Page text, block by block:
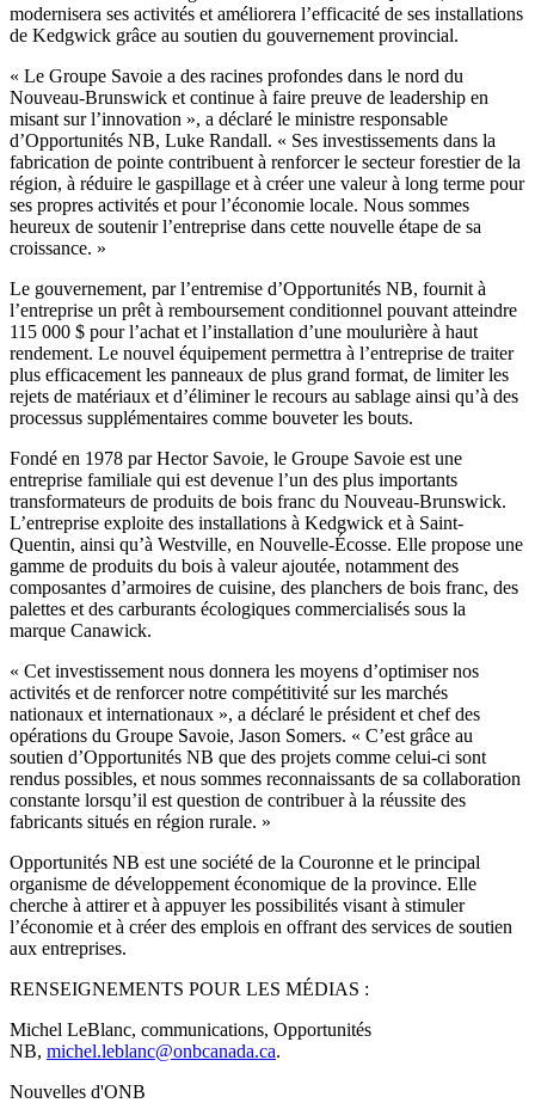
modernisera ses activités et améliorera l’efficacité de ses installations
de Kedgwick grâce au soutien du gouvernement provincial.
« Le Groupe Savoie a des racines profondes dans le nord du
Nouveau-Brunswick et continue à faire preuve de leadership en
misant sur l’innovation », a déclaré le ministre responsable
d’Opportunités NB, Luke Randall. « Ses investissements dans la
fabrication de pointe contribuent à renforcer le secteur forestier de la
région, à réduire le gaspillage et à créer une valeur à long terme pour
ses propres activités et pour l’économie locale. Nous sommes
heureux de soutenir l’entreprise dans cette nouvelle étape de sa
croissance. »
Le gouvernement, par l’entremise d’Opportunités NB, fournit à
l’entreprise un prêt à remboursement conditionnel pouvant atteindre
115 000 $ pour l’achat et l’installation d’une moulurière à haut
rendement. Le nouvel équipement permettra à l’entreprise de traiter
plus efficacement les panneaux de plus grand format, de limiter les
rejets de matériaux et d’éliminer le recours au sablage ainsi qu’à des
processus supplémentaires comme bouveter les bouts.
Fondé en 1978 par Hector Savoie, le Groupe Savoie est une
entreprise familiale qui est devenue l’un des plus importants
transformateurs de produits de bois franc du Nouveau-Brunswick.
L’entreprise exploite des installations à Kedgwick et à Saint-
Quentin, ainsi qu’à Westville, en Nouvelle-Écosse. Elle propose une
gamme de produits du bois à valeur ajoutée, notamment des
composantes d’armoires de cuisine, des planchers de bois franc, des
palettes et des carburants écologiques commercialisés sous la
marque Canawick.
« Cet investissement nous donnera les moyens d’optimiser nos
activités et de renforcer notre compétitivité sur les marchés
nationaux et internationaux », a déclaré le président et chef des
opérations du Groupe Savoie, Jason Somers. « C’est grâce au
soutien d’Opportunités NB que des projets comme celui-ci sont
rendus possibles, et nous sommes reconnaissants de sa collaboration
constante lorsqu’il est question de contribuer à la réussite des
fabricants situés en région rurale. »
Opportunités NB est une société de la Couronne et le principal
organisme de développement économique de la province. Elle
cherche à attirer et à appuyer les possibilités visant à stimuler
l’économie et à créer des emplois en offrant des services de soutien
aux entreprises.
RENSEIGNEMENTS POUR LES MÉDIAS :
Michel LeBlanc, communications, Opportunités
NB, michel.leblanc@onbcanada.ca.
Nouvelles d'ONB